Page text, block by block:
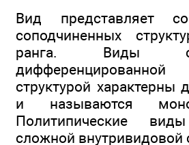
Вид представляет
соподчиненных
ранга. Виды
структурой характерны
и называются
Политипические
сложной внутривидовой